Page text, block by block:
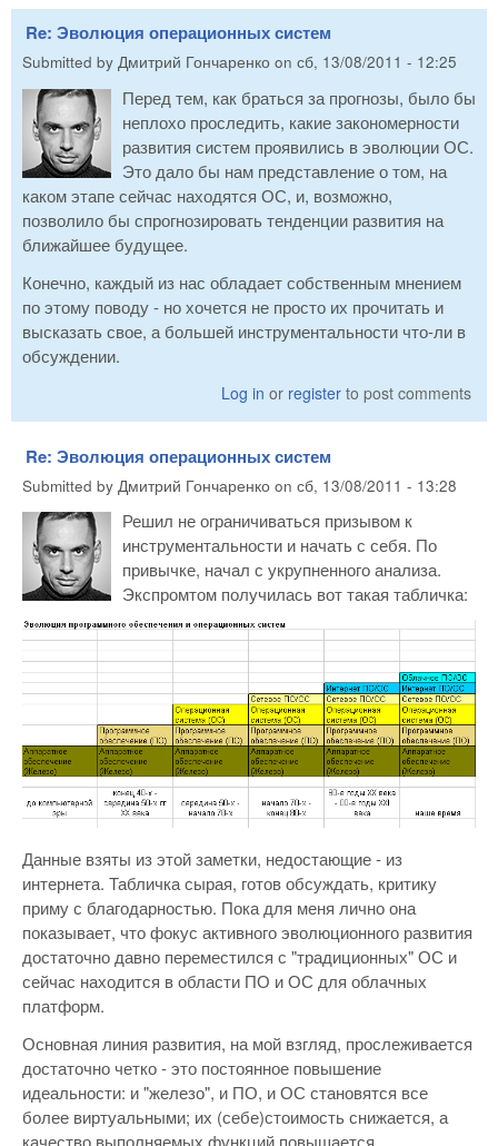
Re: Эволюция операционных систем
Submitted by Дмитрий Гончаренко on сб, 13/08/2011 - 12:25
Перед тем, как браться за прогнозы, было бы
неплохо проследить, какие закономерности
развития систем проявились в эволюции ОС.
Это дало бы нам представление о том, на
каком этапе сейчас находятся ОС, и, возможно,
позволило бы спрогнозировать тенденции развития на
ближайшее будущее.
Конечно, каждый из нас обладает собственным мнением
по этому поводу - но хочется не просто их прочитать и
высказать свое, а большей инструментальности что-ли в
обсуждении.
Log in or register to post comments
Re: Эволюция операционных систем
Submitted by Дмитрий Гончаренко on сб, 13/08/2011 - 13:28
Решил не ограничиваться призывом к
инструментальности и начать с себя. По
привычке, начал с укрупненного анализа.
Экспромтом получилась вот такая табличка:
Данные взяты из этой заметки, недостающие - из
интернета. Табличка сырая, готов обсуждать, критику
приму с благодарностью. Пока для меня лично она
показывает, что фокус активного эволюционного развития
достаточно давно переместился с "традиционных" ОС и
сейчас находится в области ПО и ОС для облачных
платформ.
Основная линия развития, на мой взгляд, прослеживается
достаточно четко - это постоянное повышение
идеальности: и "железо", и ПО, и ОС становятся все
более виртуальными; их (себе)стоимость снижается, а
качество выполняемых функций повышается.